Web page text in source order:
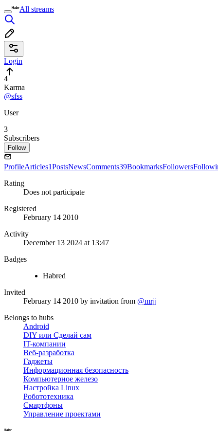
All streams
Login
4
Karma
@sfss
User
3
Subscribers
Follow
ProfileArticles1PostsNewsComments39BookmarksFollowers
Rating
Does not participate
Registered
February 14 2010
Activity
December 13 2024 at 13:47
Badges
Habred
Invited
February 14 2010 by invitation from @mrjj
Belongs to hubs
Android
DIY или Сделай сам
IT-компании
Веб-разработка
Гаджеты
Информационная безопасность
Компьютерное железо
Настройка Linux
Робототехника
Смартфоны
Управление проектами